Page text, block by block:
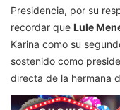
Presidencia, por su
recordar que Lule
Karina como su
sostenido como
directa de la hermana